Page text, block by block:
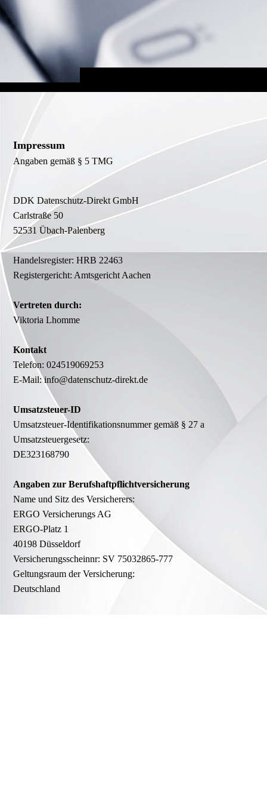
Impressum
Angaben gemäß § 5 TMG
DDK Datenschutz-Direkt GmbH
Carlstraße 50
52531 Übach-Palenberg
Handelsregister: HRB 22463
Registergericht: Amtsgericht Aachen
Vertreten durch:
Viktoria Lhomme
Kontakt
Telefon: 024519069253
E-Mail: info@datenschutz-direkt.de
Umsatzsteuer-ID
Umsatzsteuer-Identifikationsnummer gemäß § 27 a
Umsatzsteuergesetz:
DE323168790
Angaben zur Berufs­haftpflicht­versicherung
Name und Sitz des Versicherers:
ERGO Versicherungs AG
ERGO-Platz 1
40198 Düsseldorf
Versicherungsscheinnr: SV 75032865-777
Geltungsraum der Versicherung:
Deutschland